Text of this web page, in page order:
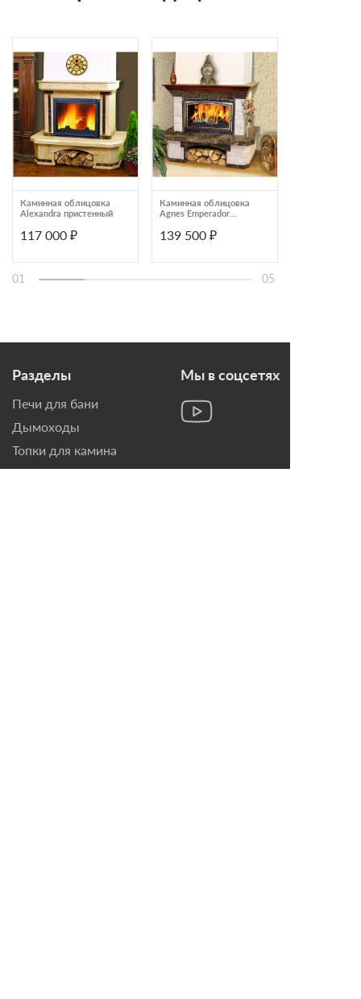
Каминная облицовка
Alexandra пристенный
117 000 ₽
Каминная облицовка
Agnes Emperador
пристенный
139 500 ₽
01 05
Разделы
Печи для бани
Дымоходы
Топки для камина
Печи-Камины
Мы в соцсетях